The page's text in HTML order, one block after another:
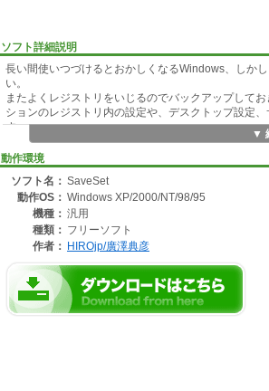
ソフト詳細説明
長い間使いつづけるとおかしくなるWindows、しか
い。
またよくレジストリをいじるのでバックアップして
ションのレジストリ内の設定や、デスクトップ設定
す。
Windowsの再インストールや 他のPCに設定をコピ
おきたい。などに御使用ください。
(VB6ランタイムセットアップ付き)
▼
動作環境
ソフト名： SaveSet
動作OS： Windows XP/2000/NT/98/95
機種： 汎用
種類： フリーソフト
作者： HIROjp/廣澤典彦